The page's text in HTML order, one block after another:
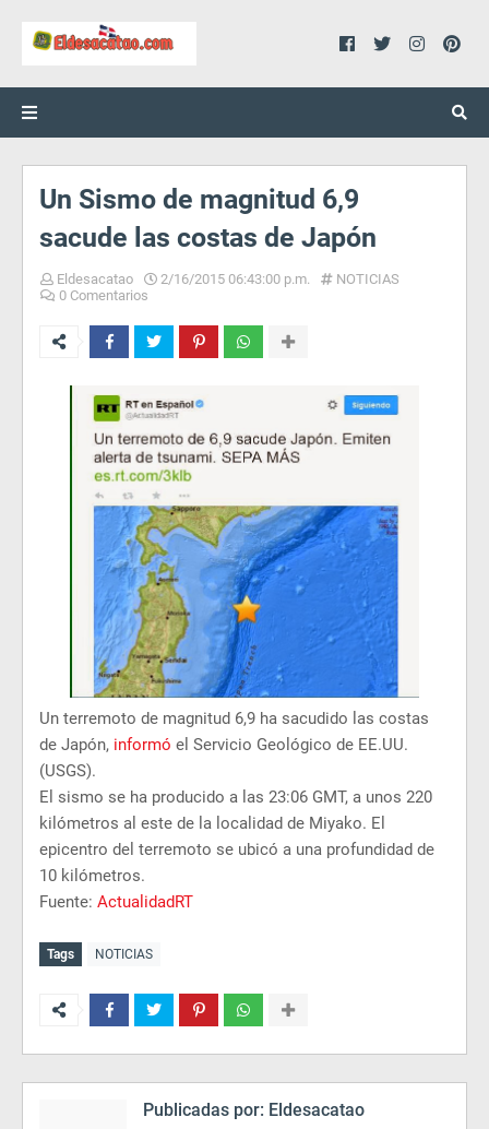
Un Sismo de magnitud 6,9
sacude las costas de Japón
Eldesacatao 2/16/2015 06:43:00 p.m.
NOTICIAS
0 Comentarios
Un terremoto de magnitud 6,9 ha sacudido las costas
de Japón, informó el Servicio Geológico de EE.UU.
(USGS).
El sismo se ha producido a las 23:06 GMT, a unos 220
kilómetros al este de la localidad de Miyako. El
epicentro del terremoto se ubicó a una profundidad de
10 kilómetros.
Fuente: ActualidadRT
Tags NOTICIAS
Publicadas por: Eldesacatao